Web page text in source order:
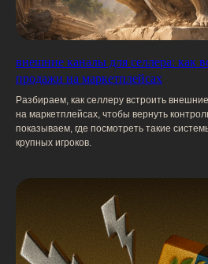
внешние каналы для селлера: как
продажи на маркетплейсах
Разбираем, как селлеру встроить
на маркетплейсах, чтобы вернуть
показываем, где посмотреть такие
крупных игроков.
Туризм
Финансы
Fashion
Страхование
Фармацевтика
Онлайн-образование
Бытовая техника и электроника
Beauty
Медицина
Дом и быт
Доставка еды